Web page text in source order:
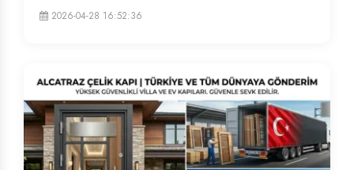
2026-04-28 16:52:36